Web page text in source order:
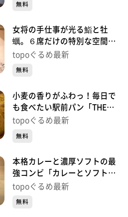
ぐるめ】
無料
女将の手仕事が光る鮨と牡
蠣。６席だけの特別な空間
「仙臺 牡蠣女将」（青葉区
topoぐるめ最新
無料
小麦の香りがふわっ！毎日で
も食べたい駅前パン「THE
BREAD BAR」（若林区荒
topoぐるめ最新
無料
本格カレーと濃厚ソフトの最
強コンビ「カレーとソフトク
リーム」（青葉区堤通雨宮
topoぐるめ最新
無料